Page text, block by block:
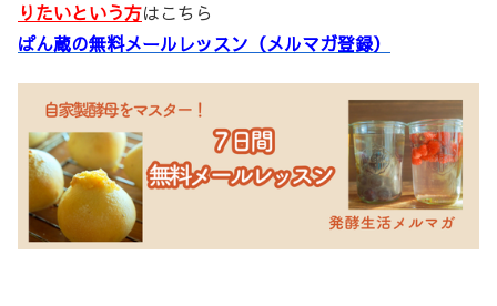
りたいという方はこちら
ぱん蔵の無料メールレッスン（メルマガ登録）